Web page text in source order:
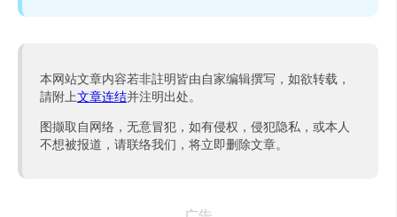
本网站文章内容若非註明皆由自家编辑撰写，如欲转载，
請附上文章连结并注明出处。
图撷取自网络，无意冒犯，如有侵权，侵犯隐私，或本人
不想被报道，请联络我们，将立即删除文章。